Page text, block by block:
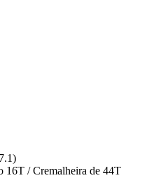
16T / Cremalheira de 44T